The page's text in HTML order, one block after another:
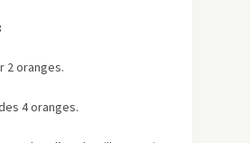
2 oranges.
4 oranges.